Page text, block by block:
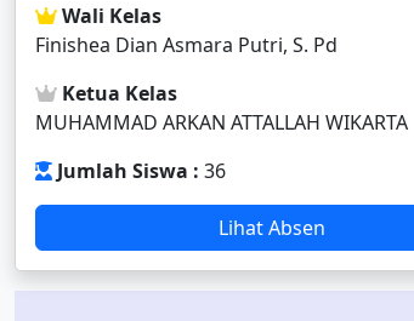
Wali Kelas
Finishea Dian Asmara Putri, S. Pd
Ketua Kelas
MUHAMMAD ARKAN ATTALLAH WIKARTA
Jumlah Siswa : 36
Lihat Absen